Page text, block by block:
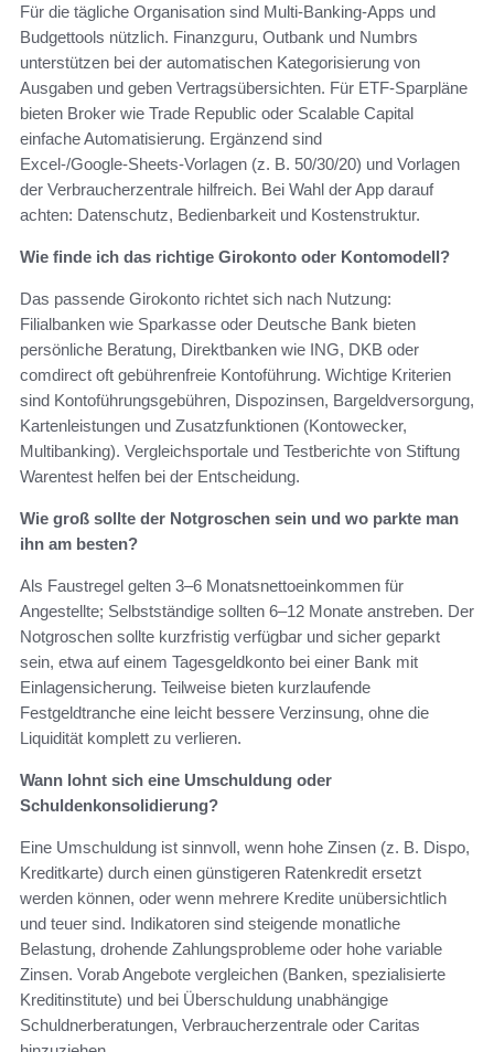
Für die tägliche Organisation sind Multi‑Banking‑Apps und
Budgettools nützlich. Finanzguru, Outbank und Numbrs
unterstützen bei der automatischen Kategorisierung von
Ausgaben und geben Vertragsübersichten. Für ETF‑Sparpläne
bieten Broker wie Trade Republic oder Scalable Capital
einfache Automatisierung. Ergänzend sind
Excel‑/Google‑Sheets‑Vorlagen (z. B. 50/30/20) und Vorlagen
der Verbraucherzentrale hilfreich. Bei Wahl der App darauf
achten: Datenschutz, Bedienbarkeit und Kostenstruktur.
Wie finde ich das richtige Girokonto oder Kontomodell?
Das passende Girokonto richtet sich nach Nutzung:
Filialbanken wie Sparkasse oder Deutsche Bank bieten
persönliche Beratung, Direktbanken wie ING, DKB oder
comdirect oft gebührenfreie Kontoführung. Wichtige Kriterien
sind Kontoführungsgebühren, Dispozinsen, Bargeldversorgung,
Kartenleistungen und Zusatzfunktionen (Kontowecker,
Multibanking). Vergleichsportale und Testberichte von Stiftung
Warentest helfen bei der Entscheidung.
Wie groß sollte der Notgroschen sein und wo parkte man
ihn am besten?
Als Faustregel gelten 3–6 Monatsnettoeinkommen für
Angestellte; Selbstständige sollten 6–12 Monate anstreben. Der
Notgroschen sollte kurzfristig verfügbar und sicher geparkt
sein, etwa auf einem Tagesgeldkonto bei einer Bank mit
Einlagensicherung. Teilweise bieten kurzlaufende
Festgeldtranche eine leicht bessere Verzinsung, ohne die
Liquidität komplett zu verlieren.
Wann lohnt sich eine Umschuldung oder
Schuldenkonsolidierung?
Eine Umschuldung ist sinnvoll, wenn hohe Zinsen (z. B. Dispo,
Kreditkarte) durch einen günstigeren Ratenkredit ersetzt
werden können, oder wenn mehrere Kredite unübersichtlich
und teuer sind. Indikatoren sind steigende monatliche
Belastung, drohende Zahlungsprobleme oder hohe variable
Zinsen. Vorab Angebote vergleichen (Banken, spezialisierte
Kreditinstitute) und bei Überschuldung unabhängige
Schuldnerberatungen, Verbraucherzentrale oder Caritas